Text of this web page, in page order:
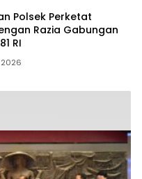
Polsek Perketat
Razia Gabungan
RI